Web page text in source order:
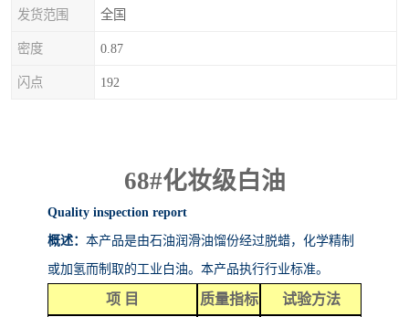
发货范围 全国
密度 0.87
闪点 192
68#化妆级白油
Quality inspection report
概述： 本产品是由石油润滑油馏份经过脱蜡，化学精制
或加氢而制取的工业白油。本产品执行行业标准。
项 目 质量指标 试验方法